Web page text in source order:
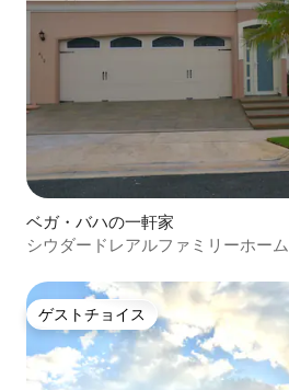
ベガ・バハの一軒家
シウダードレアルファミリーホーム
ゲストチョイス
ゲストチョイス